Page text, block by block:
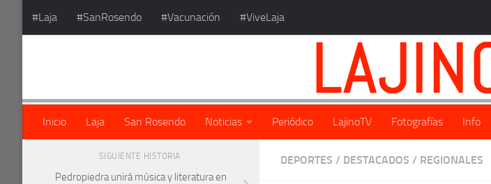
Saltar al contenido
#Laja #SanRosendo #Vacunación #ViveLaja
Inicio Laja San Rosendo Noticias Periódico LajinoTV Fotografías Info
DEPORTES / DESTACADOS / REGIONALES
SIGUIENTE HISTORIA
Pedropiedra unirá música y literatura en